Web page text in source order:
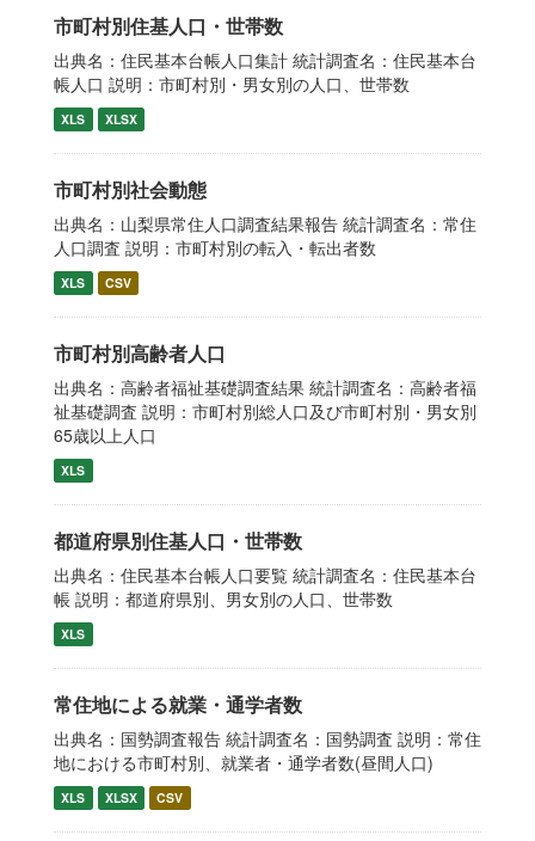
市町村別住基人口・世帯数
出典名：住民基本台帳人口集計 統計調査名：住民基本台
帳人口 説明：市町村別・男女別の人口、世帯数
XLS XLSX
市町村別社会動態
出典名：山梨県常住人口調査結果報告 統計調査名：常住
人口調査 説明：市町村別の転入・転出者数
XLS CSV
市町村別高齢者人口
出典名：高齢者福祉基礎調査結果 統計調査名：高齢者福
祉基礎調査 説明：市町村別総人口及び市町村別・男女別
65歳以上人口
XLS
都道府県別住基人口・世帯数
出典名：住民基本台帳人口要覧 統計調査名：住民基本台
帳 説明：都道府県別、男女別の人口、世帯数
XLS
常住地による就業・通学者数
出典名：国勢調査報告 統計調査名：国勢調査 説明：常住
地における市町村別、就業者・通学者数(昼間人口)
XLS XLSX CSV